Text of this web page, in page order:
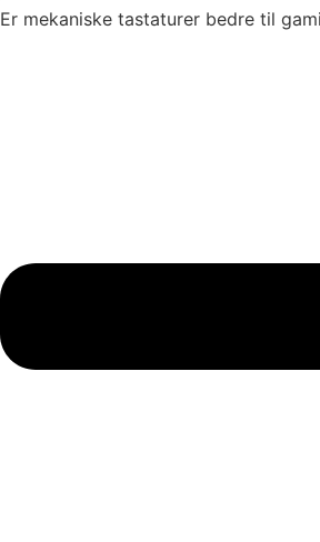
Er mekaniske tastaturer bedre til